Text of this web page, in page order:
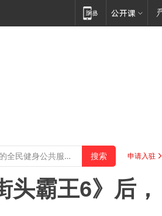
申请入驻
霸王6》后，